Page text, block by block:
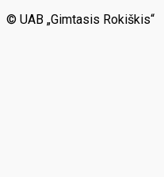
© UAB „Gimtasis Rokiškis“